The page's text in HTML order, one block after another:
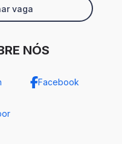
vaga
NÓS
Facebook